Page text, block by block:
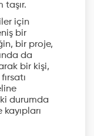
taşır.
için
bir
bir proje,
da
bir kişi,
durumda